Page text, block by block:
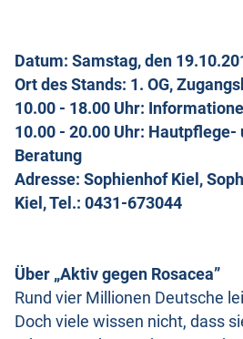
Datum: Samstag, den
Ort des Stands: 1. OG,
10.00 - 18.00 Uhr:
10.00 - 20.00 Uhr: Hautpflege-
Beratung
Adresse: Sophienhof Kiel,
Kiel, Tel.: 0431-673044
Über „Aktiv gegen Rosacea”
Rund vier Millionen Deutsche
Doch viele wissen nicht, dass